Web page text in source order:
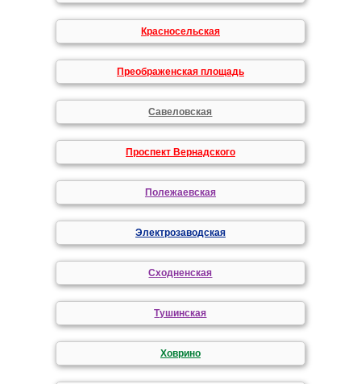
Красносельская
Преображенская площадь
Савеловская
Проспект Вернадского
Полежаевская
Электрозаводская
Сходненская
Тушинская
Ховрино